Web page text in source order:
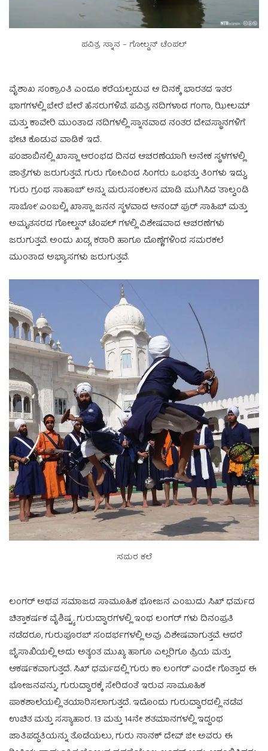
ಪವಿತ್ರ ಸ್ನಾನ – ಗೋಲ್ಡನ್ ಟೆಂಪಲ್
ವೈಶಾಖ ಸಂಕ್ರಾಂತಿ ಎಂದೂ ಕರೆಯಲ್ಪಡುವ ಆ ದಿನಕ್ಕೆ ಭಾರತದ ಇತರ
ಭಾಗಗಳಲ್ಲಿ ಬೇರೆ ಬೇರೆ ಹೆಸರುಗಳಿವೆ. ಪವಿತ್ರ ನದಿಗಳಾದ ಗಂಗಾ, ಝೀಲಮ್
ಮತ್ತು ಕಾವೇರಿ ಮುಂತಾದ ನದಿಗಳಲ್ಲಿ ಸ್ನಾನವಾದ ನಂತರ ದೇವಸ್ಥಾನಗಳಿಗೆ
ಭೇಟಿ ಕೊಡುವ ವಾಡಿಕೆ ಇದೆ.
ಪಂಜಾಬಿನಲ್ಲಿ ಖಾಸ್ಲಾ ಆರಂಭದ ದಿನದ ಆಚರಣೆಯಾಗಿ ಅನೇಕ ಸ್ಥಳಗಳಲ್ಲಿ
ಜಾತ್ರೆಗಳು ಜರುಗುತ್ತವೆ. ಗುರು ಗೋವಿಂದ ಸಿಂಗರು ಒಂಭತ್ತು ತಿಂಗಳು ಇದ್ದು,
‘ಗುರು ಗ್ರಂಥ ಸಾಹಾಬ್’ ಅನ್ನು ಮರುಸಂಕಲನ ಮಾಡಿ ಮುಗಿಸಿದ ‘ತಾಲ್ವಂಡಿ
ಸಾಬೋ’ ಎಂಬಲ್ಲಿ, ಖಾಸ್ಲಾ ಜನನ ಸ್ಥಳವಾದ ಆನಂದ್ ಪುರ್ ಸಾಹಿಬ್ ಮತ್ತು
ಅಮೃತಸರದ ಗೋಲ್ಡನ್ ಟೆಂಪಲ್ ಗಳಲ್ಲಿ ವಿಶೇಷವಾದ ಆಚರಣೆಗಳು
ಜರುಗುತ್ತವೆ. ಅಂದು ಖಡ್ಗ, ಕಠಾರಿ ಹಾಗೂ ದೊಣ್ಣೆಗಳಿಂದ ಸಮರಕಲೆ
ಮುಂತಾದ ಅಭ್ಯಾಸಗಳು ಜರುಗುತ್ತವೆ.
ಸಮರ ಕಲೆ
ಲಂಗರ್ ಅಥವ ಸಮಾಜದ ಸಾಮೂಹಿಕ ಭೋಜನ ಎಂಬುದು ಸಿಖ್ ಧರ್ಮದ
ಚಿತ್ತಾಕರ್ಷಕ ವೈಶಿಷ್ಟ್ಯ. ಗುರುದ್ವಾರಗಳಲ್ಲಿ ಇಂಥ ಲಂಗರ್ ಗಳು ದಿನಂಪ್ರತಿ
ನಡೆದರೂ, ಗುರುಪೂರಬ್ ಸಂದರ್ಭಗಳಲ್ಲಿ ಅವು ವಿಶೇಷವಾಗುತ್ತವೆ. ಆದರೆ
ಬೈಸಾಖಿಯಲ್ಲಿ ಅದು ಅತ್ಯಂತ ಮುಖ್ಯ ಹಾಗೂ ಎಲ್ಲರಿಗೂ ಪ್ರಿಯ ಮತ್ತು
ಆಕರ್ಷಕವಾಗುತ್ತದೆ. ಸಿಖ್ ಧರ್ಮದಲ್ಲಿ ‘ಗುರು ಕಾ ಲಂಗರ್’ ಎಂದೇ ಗೊತ್ತಾದ ಈ
ಭೋಜನವನ್ನು, ಗುರುದ್ವಾರಕ್ಕೆ ಸೇರಿದಂತೆ ಇರುವ ಸಾಮೂಹಿಕ
ಪಾಕಶಾಲೆಯಲ್ಲಿ ತಯಾರಿಸಲಾಗುತ್ತದೆ. ಇದೊಂದು ಗುರುದ್ವಾರದಲ್ಲಿ ನಡೆವ
ಉಚಿತ ಮತ್ತು ಸಸ್ಯಾಹಾರ. 13 ಮತ್ತು 14ನೇ ಶತಮಾನಗಳಲ್ಲಿ ಇದ್ದಂಥ
ಜಾತಿಪದ್ಧತಿಯನ್ನು ತೊಡೆಯಲು, ಗುರು ನಾನಕ್ ದೇವ್ ಜೀ ಅವರು ಈ